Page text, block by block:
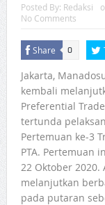
Posted By: Redaksi
No Comments
Share 0
Jakarta,
kembali
Preferential
tertunda
Pertemuan ke-3
PTA. Pertemuan
22 Oktober
melanjutkan
pada putaran